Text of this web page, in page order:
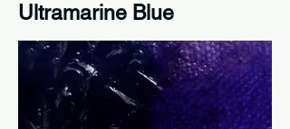
Ultramarine Blue